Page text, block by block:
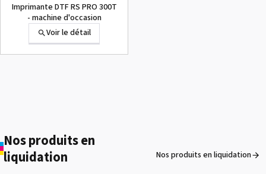
Voir le détail
Imprimante DTF RS PRO 300T
- machine d'occasion
Voir le détail
Nos produits en
liquidation
Nos produits en liquidation